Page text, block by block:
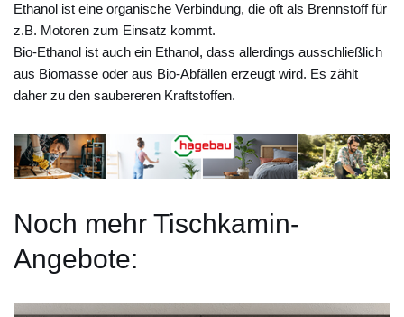
Ethanol ist eine organische Verbindung, die oft als Brennstoff für
z.B. Motoren zum Einsatz kommt.
Bio-Ethanol ist auch ein Ethanol, dass allerdings ausschließlich
aus Biomasse oder aus Bio-Abfällen erzeugt wird. Es zählt
daher zu den saubereren Kraftstoffen.
Noch mehr Tischkamin-
Angebote: